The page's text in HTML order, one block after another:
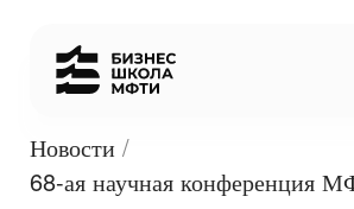
68-ая научная конференция МФТИ